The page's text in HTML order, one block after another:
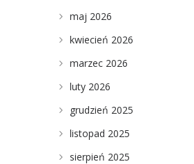
maj 2026
kwiecień 2026
marzec 2026
luty 2026
grudzień 2025
listopad 2025
sierpień 2025